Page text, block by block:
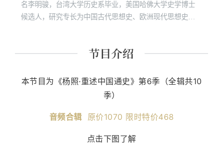
名李明骏，台湾大学历史系毕业，美国哈佛大学史学博士
候选人，研究专长为中国古代思想史、欧洲现代思想史、
《故事照亮未来》《想乐：聆听音符背后的美丽心灵》
本节目为《杨照·重述中国通史》第6季（全辑共10
季）
音频合辑 原价1070 限时特价468
点击下图了解